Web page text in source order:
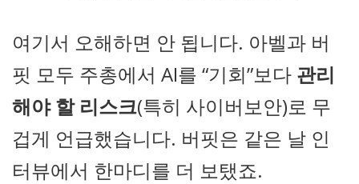
여기서 오해하면 안 됩니다. 아벨과 버
핏 모두 주총에서 AI를 “기회”보다 관리
해야 할 리스크(특히 사이버보안)로 무
겁게 언급했습니다. 버핏은 같은 날 인
터뷰에서 한마디를 더 보탰죠.